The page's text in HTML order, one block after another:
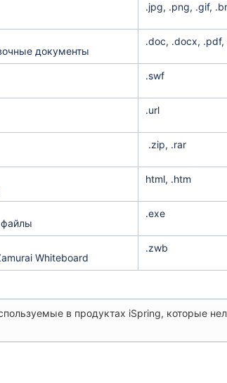
.jpg, .png, .gif,
документы
.doc, .docx, .pdf,
.swf
.url
.zip, .rar
html, .htm
.exe
Whiteboard
.zwb
в продуктах iSpring, которые